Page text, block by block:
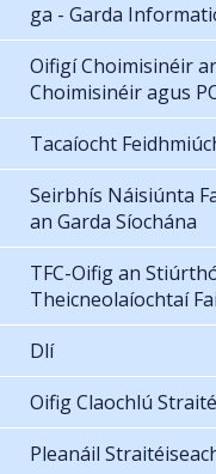
ga - Garda
Oifigí Choimisinéir
Choimisinéir agus
Tacaíocht
Seirbhís Náisiúnta
an Garda Síochána
TFC-Oifig an
Theicneolaíochtaí
Dlí
Oifig Claochlú
Pleanáil